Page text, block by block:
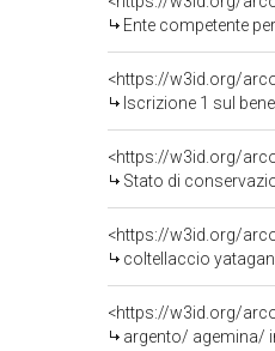
Ente competente per tutela del
<https://w3id.org/
Iscrizione 1 sul
<https://w3id.org/
Stato di
<https://w3id.org/
coltellaccio yatagan
<https://w3id.org/
argento/ agemina/